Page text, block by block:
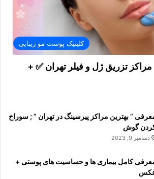
کلینیک پوست مو زیبایی
بهترین مراکز تزریق ژل و فیلر تهران ✅ +
” بهترین مراکز پیرسینگ در تهران ” ; سوراخ
گوش
دسامبر 9, 2023
کامل بیماری ها و حساسیت های پوستی +